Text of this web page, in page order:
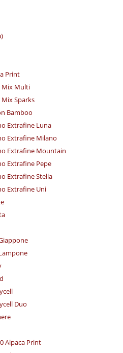
Print
Mix Multi
Sparks
Bamboo
Extrafine Luna
Extrafine Milano
Extrafine Mountain
Extrafine Pepe
Extrafine Stella
Extrafine Uni
Duo
Alpaca Print